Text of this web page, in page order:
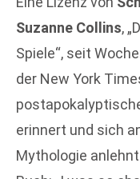
Suzanne Collins,
Spiele“, seit
der New York
erinnert und sich
Mythologie